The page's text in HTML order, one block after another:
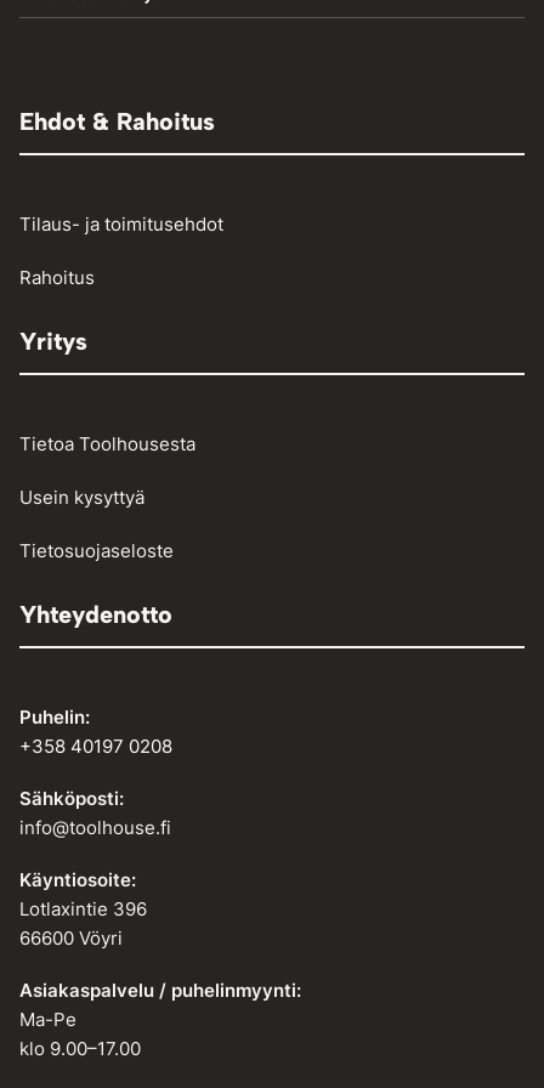
Hydrauliprässit
Osienpesu
Vinssit ja taljat
Henkilö- ja pakettiautojen vikakoodinlukijat
Ehdot & Rahoitus
Tilaus- ja toimitusehdot
Rahoitus
Yritys
Tietoa Toolhousesta
Usein kysyttyä
Tietosuojaseloste
Yhteydenotto
Puhelin:
+358 40197 0208
Sähköposti:
info@toolhouse.fi
Käyntiosoite:
Lotlaxintie 396
66600 Vöyri
Asiakaspalvelu / puhelinmyynti:
Ma-Pe
klo 9.00–17.00